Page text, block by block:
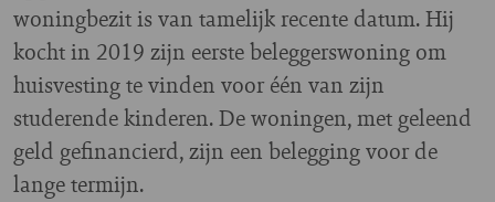
woningbezit is van tamelijk recente datum. Hij
kocht in 2019 zijn eerste beleggerswoning om
huisvesting te vinden voor één van zijn
studerende kinderen. De woningen, met geleend
geld gefinancierd, zijn een belegging voor de
lange termijn.